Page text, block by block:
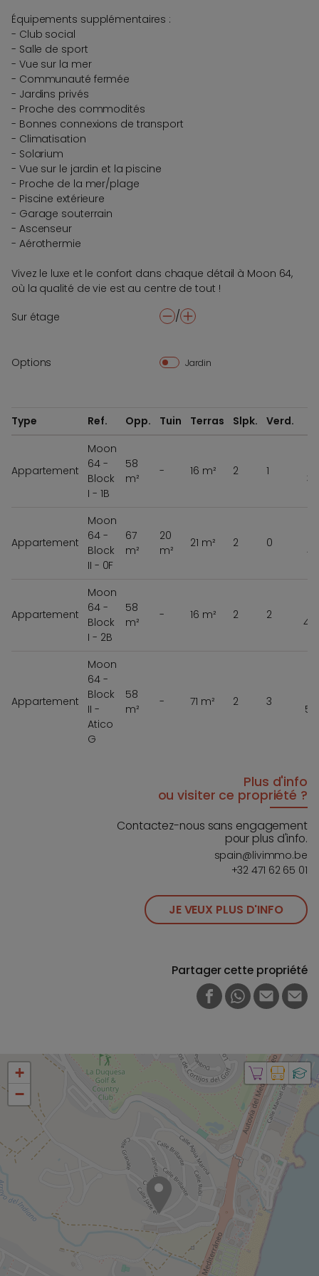
Équipements supplémentaires :
- Club social
- Salle de sport
- Vue sur la mer
- Communauté fermée
- Jardins privés
- Proche des commodités
- Bonnes connexions de transport
- Climatisation
- Solarium
- Vue sur le jardin et la piscine
- Proche de la mer/plage
- Piscine extérieure
- Garage souterrain
- Ascenseur
- Aérothermie
Vivez le luxe et le confort dans chaque détail à Moon 64,
où la qualité de vie est au centre de tout !
Sur étage
-/ +
Options Jardin
Type Ref. Opp. Tuin Terras Slpk. Verd.
Appartement
Moon
64 -
Block
I - 1B
58
m²
- 16 m² 2 1
Appartement
Moon
64 -
Block
II - 0F
67
m²
20
m²
21 m² 2 0
Appartement
Moon
64 -
Block
I - 2B
58
m²
- 16 m² 2 2
Appartement
Moon
64 -
Block
II -
Atico
G
58
m²
- 71 m² 2 3
Plus d'info
ou visiter ce propriété ?
Contactez-nous sans engagement
pour plus d'info.
spain@livimmo.be
+32 471 62 65 01
JE VEUX PLUS D'INFO
Partager cette propriété
FACEBOOK
WHATSAPP
E-MAIL
+
−